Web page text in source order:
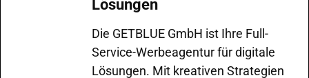
Lösungen
Die GETBLUE GmbH ist Ihre Full-
Service-Werbeagentur für digitale
Lösungen. Mit kreativen Strategien